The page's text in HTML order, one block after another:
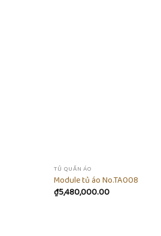
TỦ QUẦN ÁO
Module tủ áo No.TA008
₫5,480,000.00